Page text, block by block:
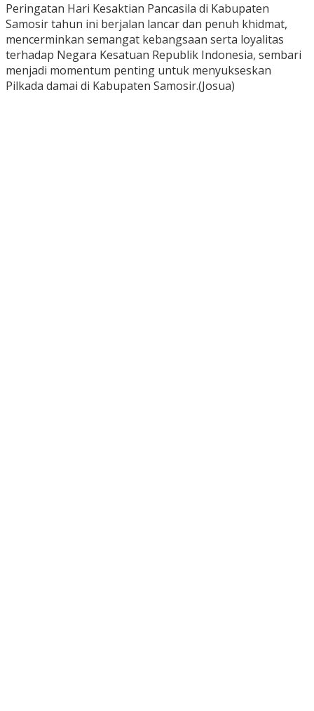
Peringatan Hari Kesaktian Pancasila di Kabupaten
Samosir tahun ini berjalan lancar dan penuh khidmat,
mencerminkan semangat kebangsaan serta loyalitas
terhadap Negara Kesatuan Republik Indonesia, sembari
menjadi momentum penting untuk menyukseskan
Pilkada damai di Kabupaten Samosir.(Josua)